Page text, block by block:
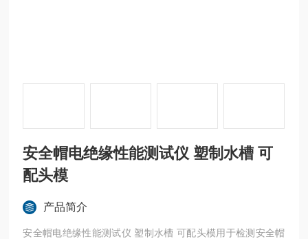
安全帽电绝缘性能测试仪 塑制水槽 可
配头模
产品简介
安全帽电绝缘性能测试仪 塑制水槽 可配头模用于检测安全帽